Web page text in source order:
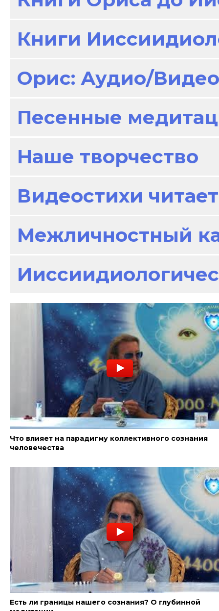
Книги
Орис: Аудио/
Песенные
Наше творчество
Видеостихи
Межличностный
Что влияет на парадигму коллективного сознания
человечества
Есть ли границы нашего сознания? О глубинной